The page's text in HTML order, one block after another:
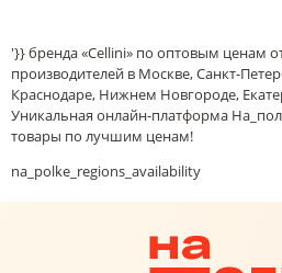
'}} бренда «Cellini» по оптовым ценам
производителей в Москве, Санкт-
Краснодаре, Нижнем Новгороде,
Уникальная онлайн-платформа
товары по лучшим ценам!
na_polke_regions_availability